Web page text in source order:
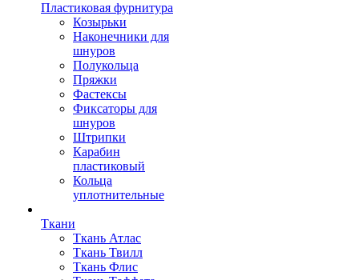
Пластиковая фурнитура
Козырьки
Наконечники для
шнуров
Полукольца
Пряжки
Фастексы
Фиксаторы для
шнуров
Штрипки
Карабин
пластиковый
Кольца
уплотнительные
Ткани
Ткань Атлас
Ткань Твилл
Ткань Флис